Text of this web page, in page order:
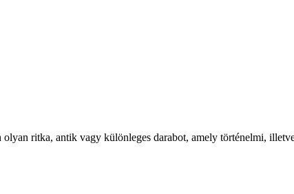
olyan ritka, antik vagy különleges darabot, amely történelmi,